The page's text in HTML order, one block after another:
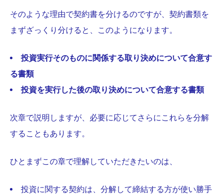
そのような理由で契約書を分けるのですが、契約書類を
まずざっくり分けると、このようになります。
投資実行そのものに関係する取り決めについて合意す
る書類
投資を実行した後の取り決めについて合意する書類
次章で説明しますが、必要に応じてさらにこれらを分解
することもあります。
ひとまずこの章で理解していただきたいのは、
投資に関する契約は、分解して締結する方が使い勝手